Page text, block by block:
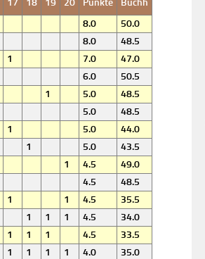
17 18 19 20 Punkte
Buchh
8.0
50.0
8.0
48.5
1 7.0
47.0
6.0
50.5
1 5.0
48.5
5.0
48.5
1 5.0
44.0
1 5.0
43.5
1 4.5
49.0
4.5
48.5
1 1 4.5
35.5
1 1 1 4.5
34.0
1 1 1 4.5
33.5
1 1 1 1 4.0
35.0